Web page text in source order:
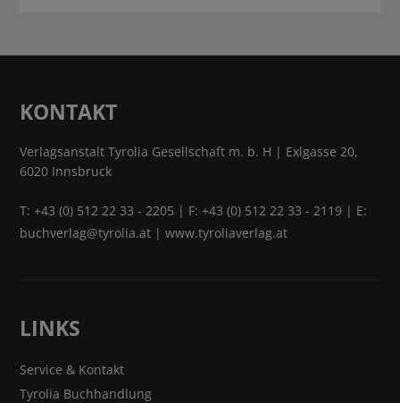
KONTAKT
Verlagsanstalt Tyrolia Gesellschaft m. b. H | Exlgasse 20,
6020 Innsbruck
T:+43 (0) 512 22 33 - 2205 | F: +43 (0) 512 22 33 - 2119 | E:
buchverlag@tyrolia.at |www.tyroliaverlag.at
LINKS
Service & Kontakt
Tyrolia Buchhandlung